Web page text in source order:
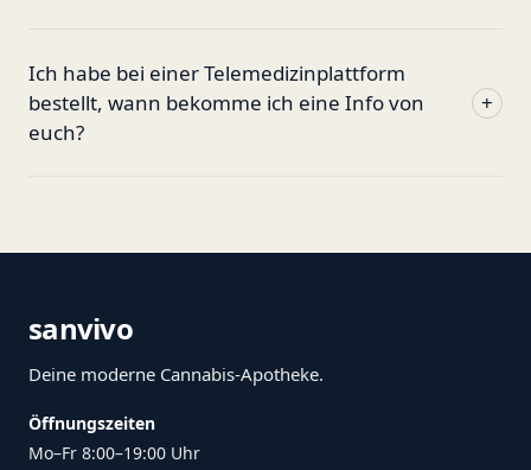
Ich habe bei einer Telemedizinplattform
bestellt, wann bekomme ich eine Info von
euch?
+
sanvivo
Deine moderne Cannabis-Apotheke.
Öffnungszeiten
Mo–Fr 8:00–19:00 Uhr